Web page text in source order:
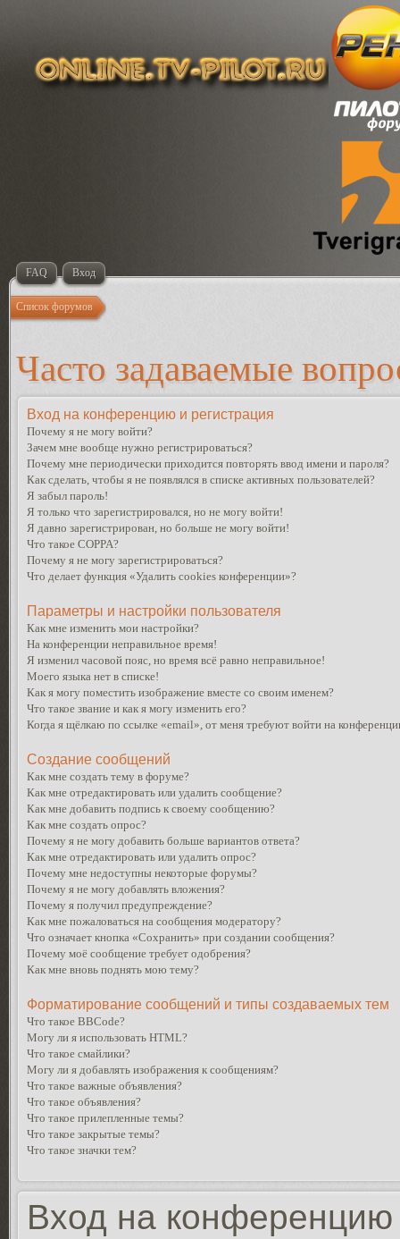
FAQ Вход
Список форумов
Часто задаваемые
Вход на конференцию и регистрация
Почему я не могу войти?
Зачем мне вообще нужно регистрироваться?
Почему мне периодически приходится повторять ввод имени и пароля?
Как сделать, чтобы я не появлялся в списке активных пользователей?
Я забыл пароль!
Я только что зарегистрировался, но не могу войти!
Я давно зарегистрирован, но больше не могу войти!
Что такое COPPA?
Почему я не могу зарегистрироваться?
Что делает функция «Удалить cookies конференции»?
Параметры и настройки пользователя
Как мне изменить мои настройки?
На конференции неправильное время!
Я изменил часовой пояс, но время всё равно неправильное!
Моего языка нет в списке!
Как я могу поместить изображение вместе со своим именем?
Что такое звание и как я могу изменить его?
Когда я щёлкаю по ссылке «email», от меня требуют войти на
Создание сообщений
Как мне создать тему в форуме?
Как мне отредактировать или удалить сообщение?
Как мне добавить подпись к своему сообщению?
Как мне создать опрос?
Почему я не могу добавить больше вариантов ответа?
Как мне отредактировать или удалить опрос?
Почему мне недоступны некоторые форумы?
Почему я не могу добавлять вложения?
Почему я получил предупреждение?
Как мне пожаловаться на сообщения модератору?
Что означает кнопка «Сохранить» при создании сообщения?
Почему моё сообщение требует одобрения?
Как мне вновь поднять мою тему?
Форматирование сообщений и типы создаваемых тем
Что такое BBCode?
Могу ли я использовать HTML?
Что такое смайлики?
Могу ли я добавлять изображения к сообщениям?
Что такое важные объявления?
Что такое объявления?
Что такое прилепленные темы?
Что такое закрытые темы?
Что такое значки тем?
Вход на конференцию